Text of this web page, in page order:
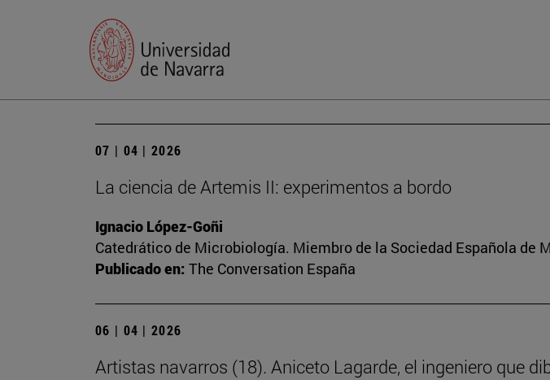
07 | 04 | 2026
La ciencia de Artemis II: experimentos a bordo
Ignacio López-Goñi
Catedrático de Microbiología. Miembro de la Sociedad Española de
Publicado en: The Conversation España
06 | 04 | 2026
Artistas navarros (18). Aniceto Lagarde, el ingeniero que